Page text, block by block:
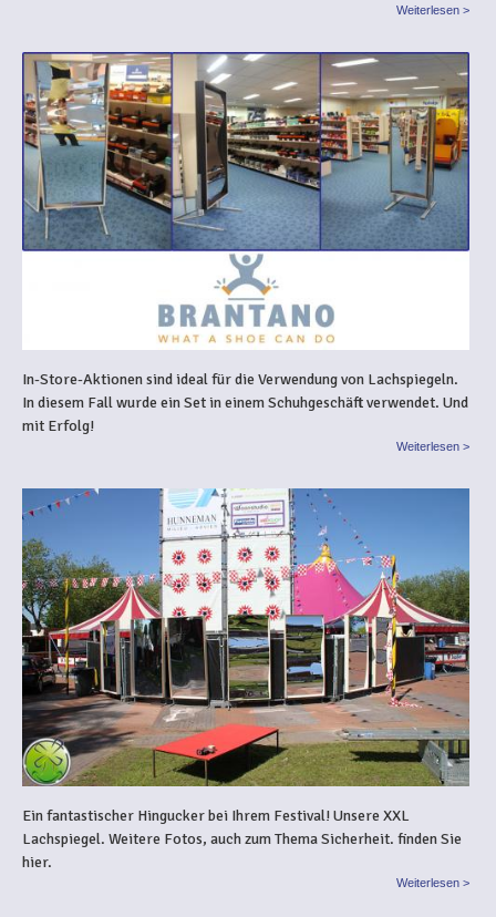
Weiterlesen >
In-Store-Aktionen sind ideal für die Verwendung von Lachspiegeln.
In diesem Fall wurde ein Set in einem Schuhgeschäft verwendet. Und
mit Erfolg!
Weiterlesen >
Ein fantastischer Hingucker bei Ihrem Festival! Unsere XXL
Lachspiegel. Weitere Fotos, auch zum Thema Sicherheit. finden Sie
hier.
Weiterlesen >